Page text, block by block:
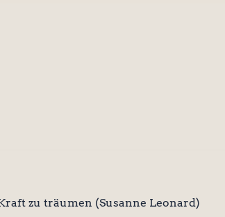
zu träumen (Susanne Leonard)